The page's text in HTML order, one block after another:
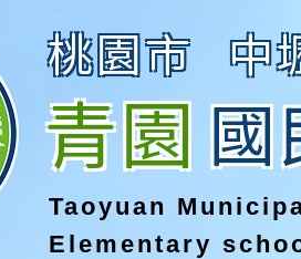
桃園市 中
青園國
Taoyuan
Elementary